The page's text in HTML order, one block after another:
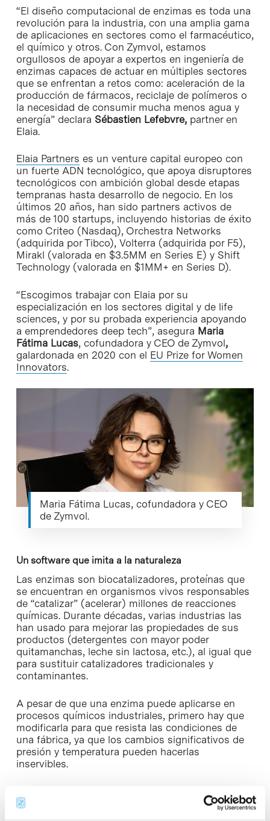
“El diseño computacional de enzimas es toda una
revolución para la industria, con una amplia gama
de aplicaciones en sectores como el farmacéutico,
el químico y otros. Con Zymvol, estamos
orgullosos de apoyar a expertos en ingeniería de
enzimas capaces de actuar en múltiples sectores
que se enfrentan a retos como: aceleración de la
producción de fármacos, reciclaje de polímeros o
la necesidad de consumir mucha menos agua y
energía” declara Sébastien Lefebvre, partner en
Elaia.
Elaia Partners es un venture capital europeo con
un fuerte ADN tecnológico, que apoya disruptores
tecnológicos con ambición global desde etapas
tempranas hasta desarrollo de negocio. En los
últimos 20 años, han sido partners activos de
más de 100 startups, incluyendo historias de éxito
como Criteo (Nasdaq), Orchestra Networks
(adquirida por Tibco), Volterra (adquirida por F5),
Mirakl (valorada en $3.5MM en Series E) y Shift
Technology (valorada en $1MM+ en Series D).
“Escogimos trabajar con Elaia por su
especialización en los sectores digital y de life
sciences, y por su probada experiencia apoyando
a emprendedores deep tech”, asegura Maria
Fátima Lucas, cofundadora y CEO de Zymvol,
galardonada en 2020 con el EU Prize for Women
Innovators.
Maria Fátima Lucas, cofundadora y CEO
de Zymvol.
Un software que imita a la naturaleza
Las enzimas son biocatalizadores, proteínas que
se encuentran en organismos vivos responsables
de “catalizar” (acelerar) millones de reacciones
químicas. Durante décadas, varias industrias las
han usado para mejorar las propiedades de sus
productos (detergentes con mayor poder
quitamanchas, leche sin lactosa, etc.), al igual que
para sustituir catalizadores tradicionales y
contaminantes.
A pesar de que una enzima puede aplicarse en
procesos químicos industriales, primero hay que
modificarla para que resista las condiciones de
una fábrica, ya que los cambios significativos de
presión y temperatura pueden hacerlas
inservibles.
enzima llevaría meses -incluso años- de trabajo de